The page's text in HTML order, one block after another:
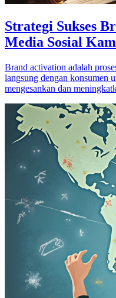
Strategi Sukses
Media Sosial
Brand activation adalah
langsung dengan konsumen
mengesankan dan